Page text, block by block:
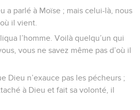
a parlé à Moïse ; mais celui-là, nous
il vient.
l’homme. Voilà quelqu’un qui
vous ne savez même pas d’où il
Dieu n’exauce pas les pécheurs ;
à Dieu et fait sa volonté, il